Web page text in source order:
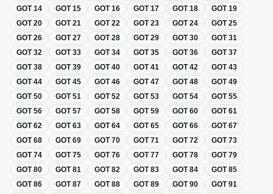
GOT14 GOT15 GOT16 GOT17 GOT18 GOT19
GOT20 GOT21 GOT22 GOT23 GOT24 GOT25
GOT26 GOT27 GOT28 GOT29 GOT30 GOT31
GOT32 GOT33 GOT34 GOT35 GOT36 GOT37
GOT38 GOT39 GOT40 GOT41 GOT42 GOT43
GOT44 GOT45 GOT46 GOT47 GOT48 GOT49
GOT50 GOT51 GOT52 GOT53 GOT54 GOT55
GOT56 GOT57 GOT58 GOT59 GOT60 GOT61
GOT62 GOT63 GOT64 GOT65 GOT66 GOT67
GOT68 GOT69 GOT70 GOT71 GOT72 GOT73
GOT74 GOT75 GOT76 GOT77 GOT78 GOT79
GOT80 GOT81 GOT82 GOT83 GOT84 GOT85
GOT86 GOT87 GOT88 GOT89 GOT90 GOT91